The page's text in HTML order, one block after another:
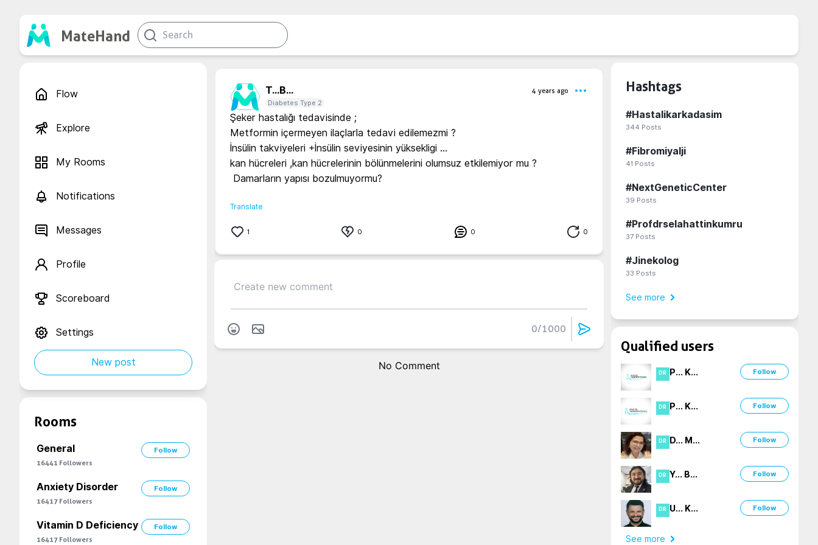
MateHand
Flow
Explore
My Rooms
Notifications
Messages
Profile
Scoreboard
Settings
New post
Rooms
General
Follow
16441 Followers
Anxiety Disorder
Follow
16417 Followers
Vitamin D Deficiency
Follow
16417 Followers
T...B...
4 years ago
Diabetes Type 2
Şeker hastalığı tedavisinde ;
Metformin içermeyen ilaçlarla tedavi edilemezmi ?
İnsülin takviyeleri +İnsülin seviyesinin yüksekligi ...
kan hücreleri ,kan hücrelerinin bölünmelerini olumsuz etkilemiyor mu ?
Translate
1 0 0 0
0/1000
No Comment
Hashtags
#Hastalikarkadasim
344 Posts
#Fibromiyalji
41 Posts
#NextGeneticCenter
39 Posts
#Profdrselahattinkumru
37 Posts
#Jinekolog
33 Posts
See more
Qualified users
DR P... K... Follow
DR P... K... Follow
DR D... M... Follow
DR Y... B... Follow
DR U... K... Follow
See more